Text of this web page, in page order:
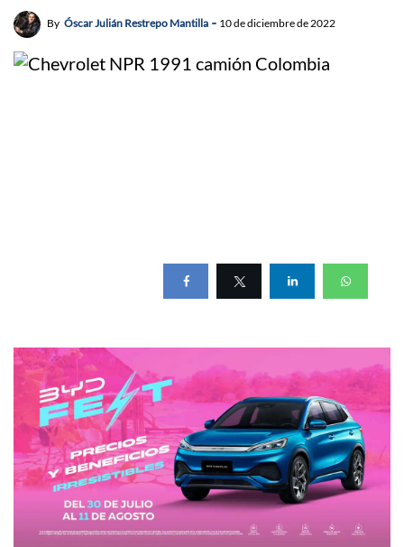
By Óscar Julián Restrepo Mantilla 10 de diciembre de 2022